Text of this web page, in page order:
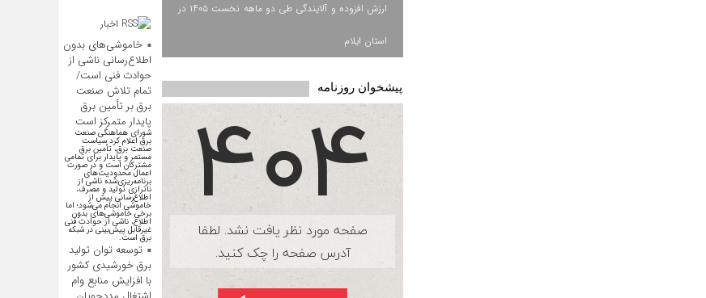
ارزش افزوده و آلایندگی طی دو ماهه نخست ۱۴۰۵ در
استان ایلام
پیشخوان روزنامه
اخبار
اقتصادی
خاموشی‌های بدون
اطلاع‌رسانی ناشی از
حوادث فنی است/
تمام تلاش صنعت
برق بر تأمین برق
پایدار متمرکز است
شورای هماهنگی صنعت
برق اعلام کرد سیاست
صنعت برق، تأمین برق
مستمر و پایدار برای تمامی
مشترکان است و در صورت
اعمال محدودیت‌های
برنامه‌ریزی‌شده ناشی از
ناترازی تولید و مصرف،
اطلاع‌رسانی پیش از
خاموشی انجام می‌شود؛ اما
برخی خاموشی‌های بدون
اطلاع، ناشی از حوادث فنی
غیرقابل پیش‌بینی در شبکه
برق است.
توسعه توان تولید
برق خورشیدی کشور
با افزایش منابع وام